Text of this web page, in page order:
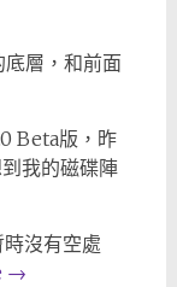
層，和前面
Beta版，昨
我的磁碟陣
沒有空處
→